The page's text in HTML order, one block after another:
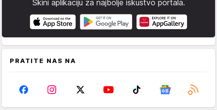
Skini aplikaciju za najbolje iskustvo portala.
PRATITE NAS NA